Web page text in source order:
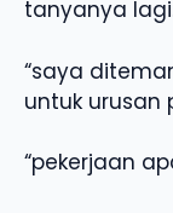
tanyanya
“saya
untuk urusan
“pekerjaan